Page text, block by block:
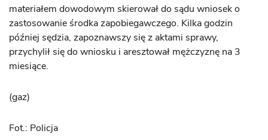
materiałem dowodowym skierował do sądu wniosek o
zastosowanie środka zapobiegawczego. Kilka godzin
później sędzia, zapoznawszy się z aktami sprawy,
przychylił się do wniosku i aresztował mężczyznę na 3
miesiące.
(gaz)
Fot.: Policja